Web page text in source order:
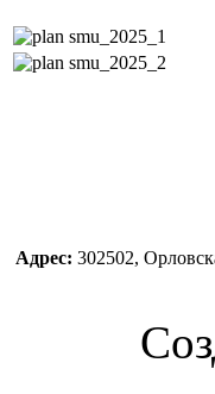
Адрес: 302502,